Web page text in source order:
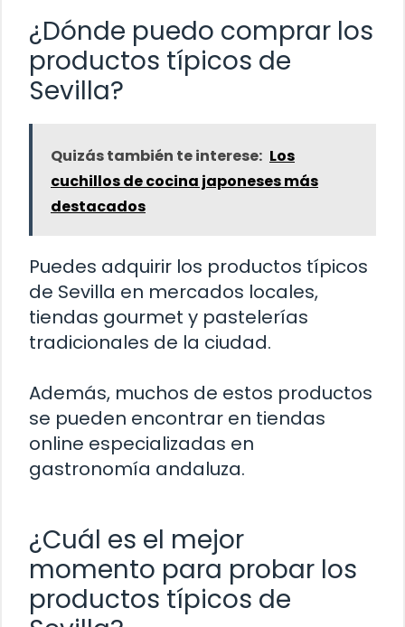
¿Dónde puedo comprar los
productos típicos de
Sevilla?
Quizás también te interese: Los
cuchillos de cocina japoneses más
destacados
Puedes adquirir los productos típicos
de Sevilla en mercados locales,
tiendas gourmet y pastelerías
tradicionales de la ciudad.
Además, muchos de estos productos
se pueden encontrar en tiendas
online especializadas en
gastronomía andaluza.
¿Cuál es el mejor
momento para probar los
productos típicos de